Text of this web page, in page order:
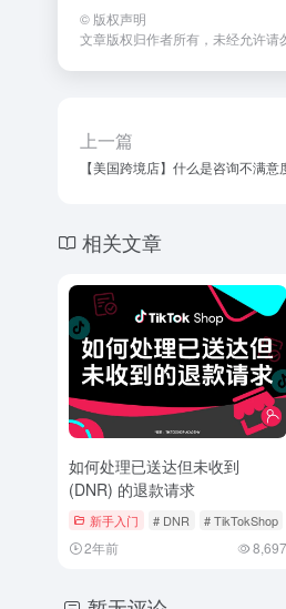
© 版权声明
文章版权归作者所有，未经允许请
上一篇
【美国跨境店】什么是咨询不满意
相关文章
如何处理已送达但未收到
(DNR) 的退款请求
新手入门 # DNR # TikTokShop
2年前 8,697